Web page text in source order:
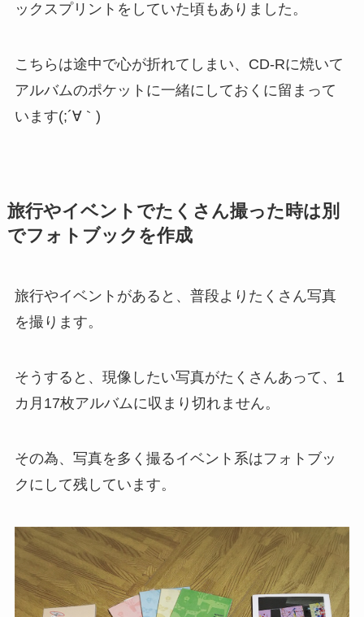
ックスプリントをしていた頃もありました。
こちらは途中で心が折れてしまい、CD-Rに焼いて
アルバムのポケットに一緒にしておくに留まって
います(;´∀｀)
旅行やイベントでたくさん撮った時は別
でフォトブックを作成
旅行やイベントがあると、普段よりたくさん写真
を撮ります。
そうすると、現像したい写真がたくさんあって、1
カ月17枚アルバムに収まり切れません。
その為、写真を多く撮るイベント系はフォトブッ
クにして残しています。